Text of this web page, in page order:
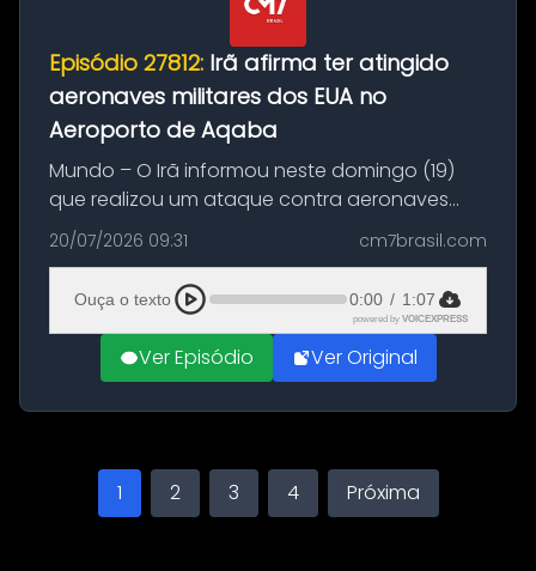
Episódio 27812: Irã afirma ter atingido
aeronaves militares dos EUA no
Aeroporto de Aqaba
Mundo – O Irã informou neste domingo (19)
que realizou um ataque contra aeronaves
militares dos Estados Unidos estacionadas no
Aeroporto de Aqaba, na Jordânia, durante a
21ª fase da Operação Nasr 2. A...
20/07/2026 09:31 cm7brasil.com
Ouça o texto 0:00 / 1:07
powered by VOICEXPRESS
Ver Episódio Ver Original
1 2 3 4 Próxima